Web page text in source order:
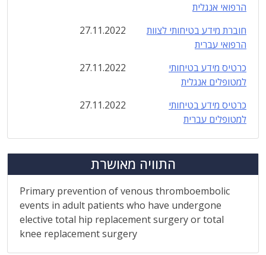
הרפואי אנגלית
חוברת מידע בטיחותי לצוות
הרפואי עברית
27.11.2022
כרטיס מידע בטיחותי
למטופלים אנגלית
27.11.2022
כרטיס מידע בטיחותי
למטופלים עברית
27.11.2022
התוויה מאושרת
Primary prevention of venous thromboembolic
events in adult patients who have undergone
elective total hip replacement surgery or total
knee replacement surgery